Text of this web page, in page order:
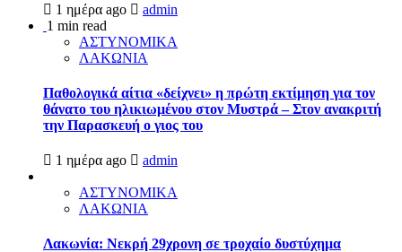
1 ημέρα ago
admin
1 min read
ΑΣΤΥΝΟΜΙΚΑ
ΛΑΚΩΝΙΑ
Παθολογικά αίτια «δείχνει» η πρώτη εκτίμηση για τον
θάνατο του ηλικιωμένου στον Μυστρά – Στον ανακριτή
την Παρασκευή ο γιος του
1 ημέρα ago admin
ΑΣΤΥΝΟΜΙΚΑ
ΛΑΚΩΝΙΑ
Λακωνία: Νεκρή 29χρονη σε τροχαίο δυστύχημα